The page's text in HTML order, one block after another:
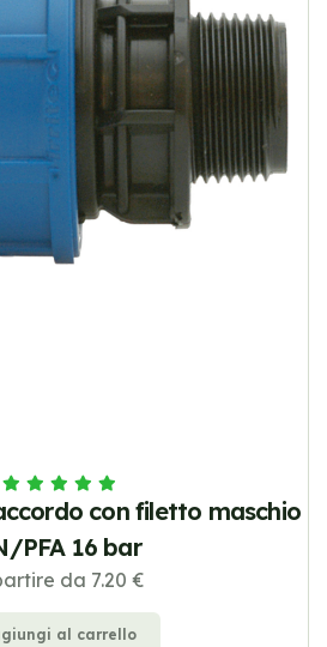
con filetto maschio
PFA 16 bar
da 7.20 €
al carrello